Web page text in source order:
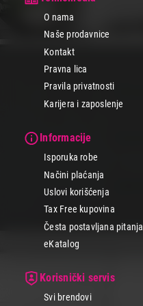
O nama
Naše prodavnice
Kontakt
Pravna lica
Pravila privatnosti
Karijera i zaposlenje
Informacije
Isporuka robe
Načini plaćanja
Uslovi korišćenja
Tax Free kupovina
Česta postavljana pitanja
eKatalog
Korisnički servis
Svi brendovi